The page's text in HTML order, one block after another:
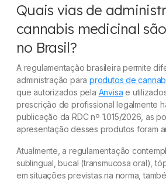
Quais vias de
cannabis medicinal
no Brasil?
A regulamentação brasileira permite
administração paraprodutos de
que autorizados pela Anvisa e
prescrição de profissional legalmente
publicação da RDC nº 1.015/2026, as
apresentação desses produtos foram
Atualmente, a regulamentação
sublingual, bucal (transmucosa oral),
em situações previstas na norma,